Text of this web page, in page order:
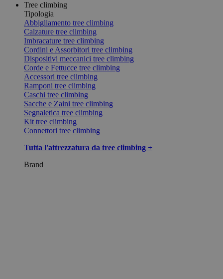
Tree climbing
Tipologia
Abbigliamento tree climbing
Calzature tree climbing
Imbracature tree climbing
Cordini e Assorbitori tree climbing
Dispositivi meccanici tree climbing
Corde e Fettucce tree climbing
Accessori tree climbing
Ramponi tree climbing
Caschi tree climbing
Sacche e Zaini tree climbing
Segnaletica tree climbing
Kit tree climbing
Connettori tree climbing
Tutta l'attrezzatura da tree climbing +
Brand